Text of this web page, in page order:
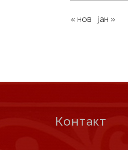
« нов јан »
Контакт